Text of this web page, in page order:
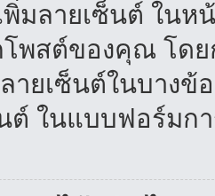
พิ่มลายเซ็นต์ ใน
โพสต์ของคุณ โด
ายเซ็นต์ในบางข้
ต์ ในแบบฟอร์มก